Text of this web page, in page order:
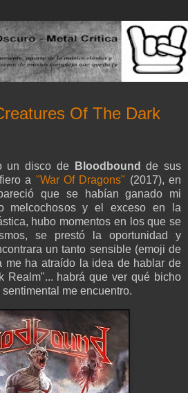
Of The Dark
un disco de Bloodbound de sus
a "War Of Dragons" (2017), en
que se habían ganado mi
melcochosos y el exceso en la
hubo momentos en los que se
se prestó la oportunidad y
un tanto sensible (emoji de
me ha atraído la idea de hablar de
Realm"... habrá que ver qué bicho
me encuentro.